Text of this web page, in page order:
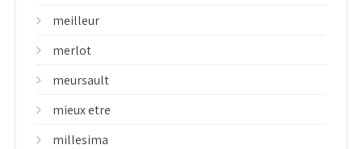
meilleur
merlot
meursault
mieux etre
millesima